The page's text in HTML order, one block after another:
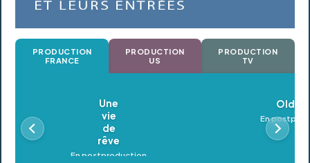
PRODUCTION
FRANCE
PRODUCTION
US
PRODUCTION
TV
Oldeupe
En postproduction